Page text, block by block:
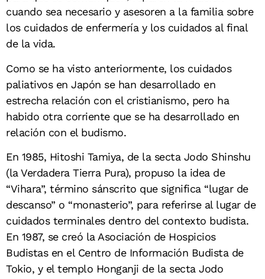
cuando sea necesario y asesoren a la familia sobre
los cuidados de enfermería y los cuidados al final
de la vida.
Como se ha visto anteriormente, los cuidados
paliativos en Japón se han desarrollado en
estrecha relación con el cristianismo, pero ha
habido otra corriente que se ha desarrollado en
relación con el budismo.
En 1985, Hitoshi Tamiya, de la secta Jodo Shinshu
(la Verdadera Tierra Pura), propuso la idea de
“Vihara”, término sánscrito que significa “lugar de
descanso” o “monasterio”, para referirse al lugar de
cuidados terminales dentro del contexto budista.
En 1987, se creó la Asociación de Hospicios
Budistas en el Centro de Información Budista de
Tokio, y el templo Honganji de la secta Jodo